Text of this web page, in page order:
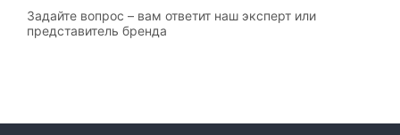
Задайте вопрос – вам ответит наш эксперт или
представитель бренда